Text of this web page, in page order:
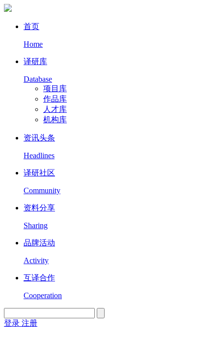
首页
Home
译研库
Database
项目库
作品库
人才库
机构库
资讯头条
Headlines
译研社区
Community
资料分享
Sharing
品牌活动
Activity
互译合作
Cooperation
登录 注册